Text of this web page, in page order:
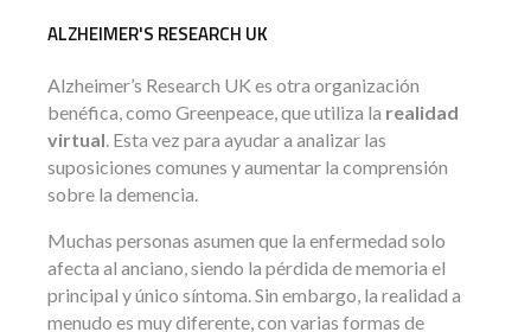
ALZHEIMER'S RESEARCH UK
Alzheimer’s Research UK es otra organización
benéfica, como Greenpeace, que utiliza la realidad
virtual. Esta vez para ayudar a analizar las
suposiciones comunes y aumentar la comprensión
sobre la demencia.
Muchas personas asumen que la enfermedad solo
afecta al anciano, siendo la pérdida de memoria el
principal y único síntoma. Sin embargo, la realidad a
menudo es muy diferente, con varias formas de